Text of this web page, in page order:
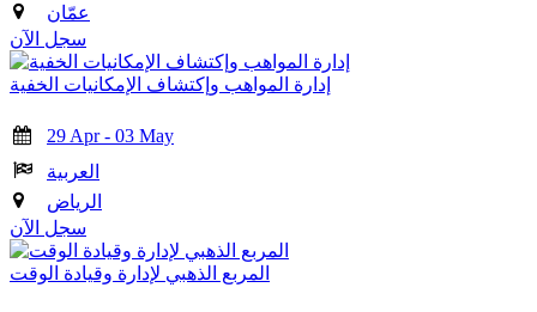
عمّان
سجل الآن
إدارة المواهب وإكتشاف الإمكانيات الخفية
29 Apr - 03 May
العربية
الرياض
سجل الآن
المربع الذهبي لإدارة وقيادة الوقت